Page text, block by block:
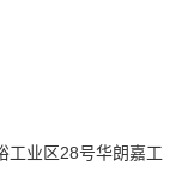
工业区28号华朗嘉工